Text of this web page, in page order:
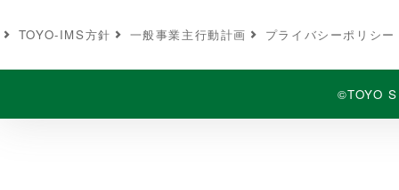
TOYO-IMS⽅針 ⼀般事業主⾏動計画 プライバシーポリシー
©TOYO